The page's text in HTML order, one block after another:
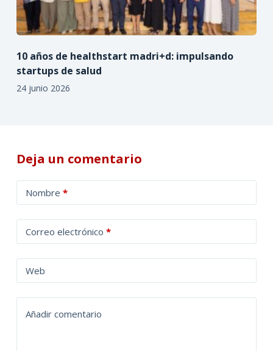
10 años de healthstart madri+d: impulsando
startups de salud
24 junio 2026
Deja un comentario
Nombre *
Correo electrónico *
Web
Añadir comentario
l
t
a
t